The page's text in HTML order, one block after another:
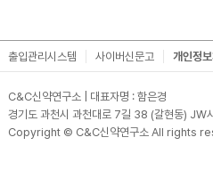
출입관리시스템 사이버신문고 개인정
C&C신약연구소 | 대표자명 : 함은경
경기도 과천시 과천대로 7길 38 (갈현동)
Copyright © C&C신약연구소 All rights